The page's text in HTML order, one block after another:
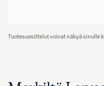
Tuotesuosittelut voivat näkyä sinulle